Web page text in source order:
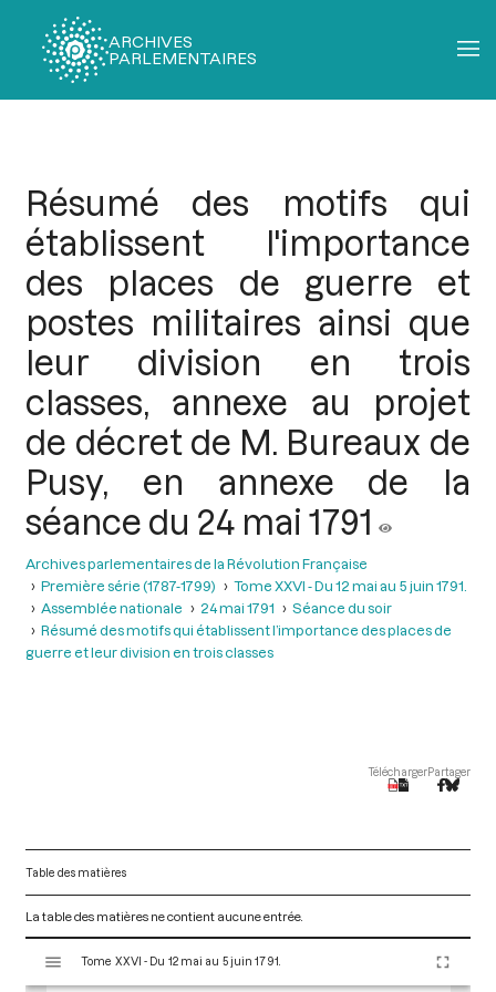
ARCHIVES
PARLEMENTAIRES
Résumé des motifs qui
établissent l'importance
des places de guerre et
postes militaires ainsi que
leur division en trois
classes, annexe au projet
de décret de M. Bureaux de
Pusy, en annexe de la
séance du 24 mai 1791
Archives parlementaires de la Révolution Française
Première série (1787-1799)
Tome XXVI - Du 12 mai au 5 juin 1791.
Assemblée nationale
24 mai 1791
Séance du soir
Résumé des motifs qui établissent l’importance des places de
guerre et leur division en trois classes
TéléchargerPartager
Table des matières
La table des matières ne contient aucune entrée.
Tome XXVI - Du 12 mai au 5 juin 1791.